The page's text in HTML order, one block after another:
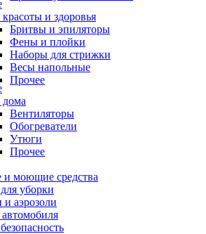
и здоровья
Бритвы и эпиляторы
Фены и плойки
Наборы для стрижки
Весы напольные
Прочее
дома
Вентиляторы
Обогреватели
Утюги
Прочее
и моющие средства
уборки
аэрозоли